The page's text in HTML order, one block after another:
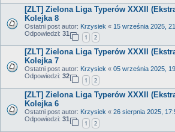
[ZLT] Zielona Liga Typerów XXXII
Kolejka 8
Ostatni post autor: Krzysiek « 15 września 2025,
Odpowiedzi: 31
1 2
[ZLT] Zielona Liga Typerów XXXII
Kolejka 7
Ostatni post autor: Krzysiek « 05 września 2025,
Odpowiedzi: 32
1 2
[ZLT] Zielona Liga Typerów XXXII
Kolejka 6
Ostatni post autor: Krzysiek « 26 sierpnia 2025,
Odpowiedzi: 31
1 2